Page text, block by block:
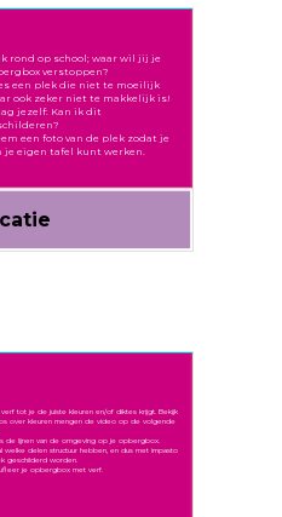
rond op school; waar wil jij je
verstoppen?
een plek die niet te moeilijk
ook zeker niet te makkelijk is!
jezelf: Kan ik dit
een foto van de plek zodat je
je eigen tafel kunt werken.
verf tot je de juiste kleuren en/of diktes krijgt. Bekijk
over kleuren mengen de video op de volgende
de lijnen van de omgeving op je opbergbox.
welke delen structuur hebben, en dus met impasto
geschilderd worden.
je opbergbox met verf.